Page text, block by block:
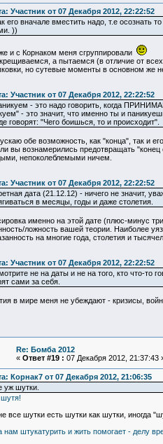
Участник от 07 Декабря 2012, 22:22:52
его вначале вместить надо, т.е осознать
))
и с Корнаком меня сгруппировали
а пытаемся (в отличие от
но сутевые моменты в основном же
Участник от 07 Декабря 2012, 22:22:52
- это надо говорить, когда
- это значит, что именно ты и
говорят: "Чего боишься, то и происходит".
обе возможность, как "конца", так и
вы вознамерились предотвращать
непоколеблемыми ничем.
Участник от 07 Декабря 2012, 22:22:52
дата (21.12.12) - ничего не значит,
в месяцы, годы и даже столетия.
именно на этой дате (плюс-минус
ложность вашей теории. Наиболее
на многие года, столетия и
Участник от 07 Декабря 2012, 22:22:52
не на даты и не на того, кто что-то
сами за себя.
в мире меня не убеждают - кризисы,
Re: Бомба 2012
« Ответ #19 : 07 Декабря 2012, 21:37:43
Корнак7 от 07 Декабря 2012, 21:06:35
уж шутки.
шутя!
все шутки есть шутки как шутки, иногда
нам штукатурить и жить помогает - делу